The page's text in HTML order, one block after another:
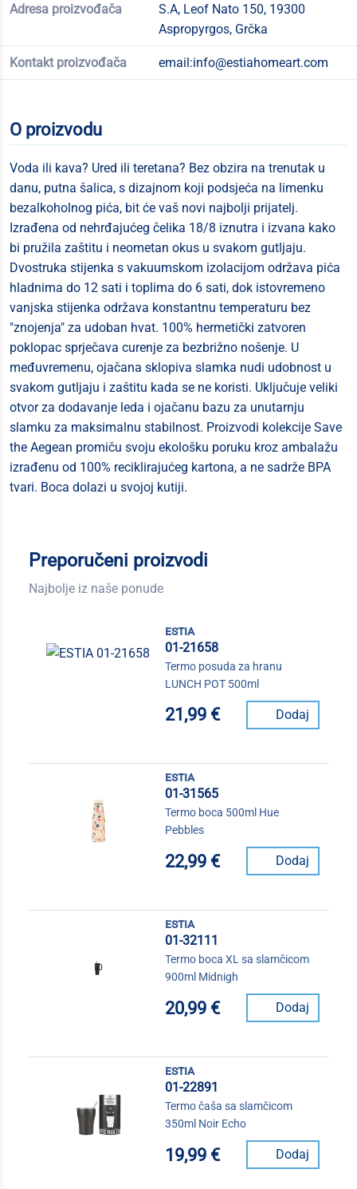
Adresa proizvođača
S.A, Leof Nato 150, 19300
Aspropyrgos, Grčka
Kontakt proizvođača email:info@estiahomeart.com
O proizvodu
Voda ili kava? Ured ili teretana? Bez obzira na trenutak u
danu, putna šalica, s dizajnom koji podsjeća na limenku
bezalkoholnog pića, bit će vaš novi najbolji prijatelj.
Izrađena od nehrđajućeg čelika 18/8 iznutra i izvana kako
bi pružila zaštitu i neometan okus u svakom gutljaju.
Dvostruka stijenka s vakuumskom izolacijom održava pića
hladnima do 12 sati i toplima do 6 sati, dok istovremeno
vanjska stijenka održava konstantnu temperaturu bez
"znojenja" za udoban hvat. 100% hermetički zatvoren
poklopac sprječava curenje za bezbrižno nošenje. U
međuvremenu, ojačana sklopiva slamka nudi udobnost u
svakom gutljaju i zaštitu kada se ne koristi. Uključuje veliki
otvor za dodavanje leda i ojačanu bazu za unutarnju
slamku za maksimalnu stabilnost. Proizvodi kolekcije Save
the Aegean promiču svoju ekološku poruku kroz ambalažu
izrađenu od 100% reciklirajućeg kartona, a ne sadrže BPA
tvari. Boca dolazi u svojoj kutiji.
Preporučeni proizvodi
Najbolje iz naše ponude
estia
01-21658
Termo posuda za hranu
LUNCH POT 500ml
21,99 € Dodaj
estia
01-31565
Termo boca 500ml Hue
Pebbles
22,99 € Dodaj
estia
01-32111
Termo boca XL sa slamčicom
900ml Midnigh
20,99 € Dodaj
estia
01-22891
Termo čaša sa slamčicom
350ml Noir Echo
19,99 € Dodaj